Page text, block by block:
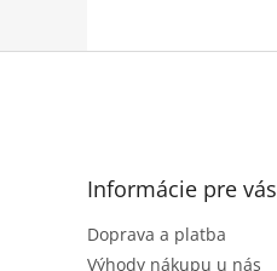
Informácie pre vás
Doprava a platba
Výhody nákupu u nás